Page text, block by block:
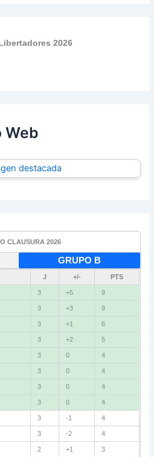
2026
Web
CLAUSURA 2026
GRUPO B
J +/- PTS
3 +5 9
3 +3 9
3 +1 6
3 +2 5
3 0 4
3 0 4
3 0 4
3 0 4
3 -1 4
3 -2 4
2 +1 3